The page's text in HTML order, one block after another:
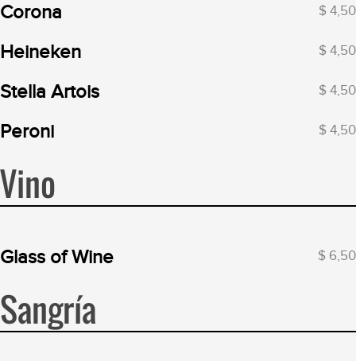
Corona $ 4,50
Heineken $ 4,50
Stella Artois $ 4,50
Peroni $ 4,50
Vino
Glass of Wine $ 6,50
Sangría